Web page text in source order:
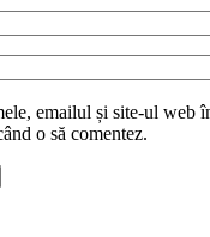
emailul și site-ul web
o să comentez.